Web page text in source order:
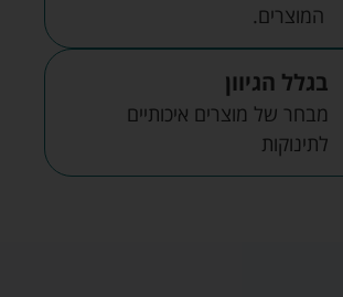
המוצרים.
בגלל הגיוון
מבחר של מוצרים איכותיים
לתינוקות